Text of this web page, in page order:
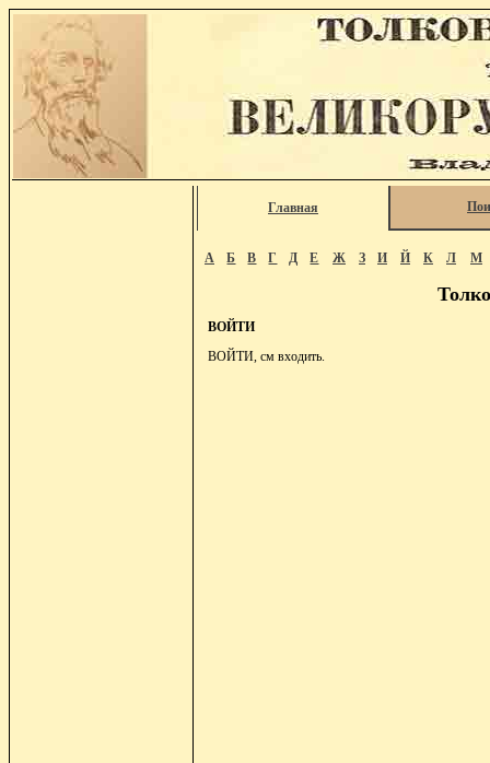
Главная
А Б В Г Д Е Ж З И Й К Л М
ВОЙТИ
ВОЙТИ, см входить.